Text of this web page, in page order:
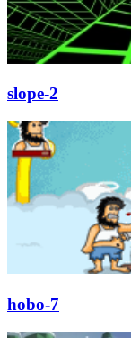
slope-2
hobo-7